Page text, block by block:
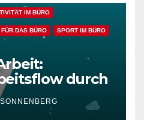
IM BÜRO
DAS BÜRO SPORT IM BÜRO
durch